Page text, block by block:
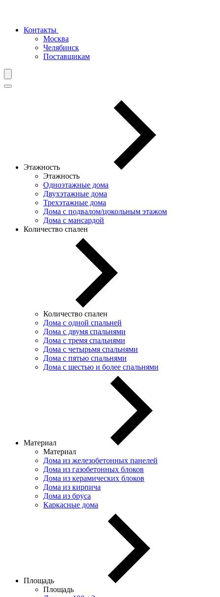
Контакты
Москва
Челябинск
Поставщикам
Этажность
Этажность
Одноэтажные дома
Двухэтажные дома
Трехэтажные дома
Дома с подвалом/цокольным этажом
Дома с мансардой
Количество спален
Количество спален
Дома с одной спальней
Дома с двумя спальнями
Дома с тремя спальнями
Дома с четырьмя спальнями
Дома с пятью спальнями
Дома с шестью и более спальнями
Материал
Материал
Дома из железобетонных панелей
Дома из газобетонных блоков
Дома из керамических блоков
Дома из кирпича
Дома из бруса
Каркасные дома
Площадь
Площадь